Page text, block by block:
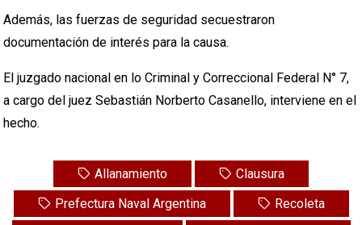
Además, las fuerzas de seguridad secuestraron
documentación de interés para la causa.
El juzgado nacional en lo Criminal y Correccional Federal N° 7,
a cargo del juez Sebastián Norberto Casanello, interviene en el
hecho.
Allanamiento
Clausura
Prefectura Naval Argentina
Recoleta